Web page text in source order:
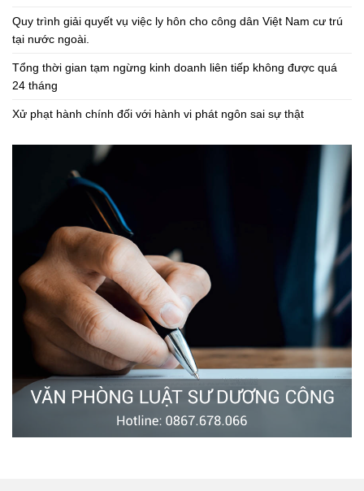
Quy trình giải quyết vụ việc ly hôn cho công dân Việt Nam cư trú
tại nước ngoài.
Tổng thời gian tạm ngừng kinh doanh liên tiếp không được quá
24 tháng
Xử phạt hành chính đối với hành vi phát ngôn sai sự thật